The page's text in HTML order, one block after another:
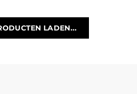
LADEN...